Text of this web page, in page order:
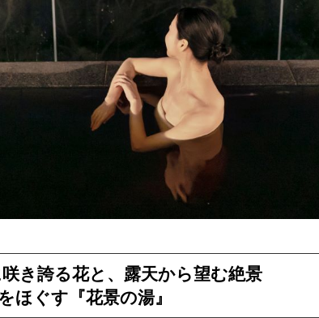
き誇る花と、露天から望む絶景
ほぐす『花景の湯』